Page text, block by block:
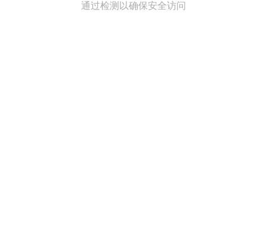
通过检测以确保安全访问